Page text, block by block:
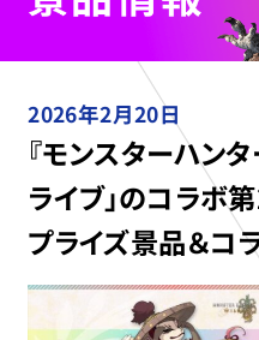
2026年2月20日
『モンスターハンタ
ライブ」のコラボ
プライズ景品＆コ